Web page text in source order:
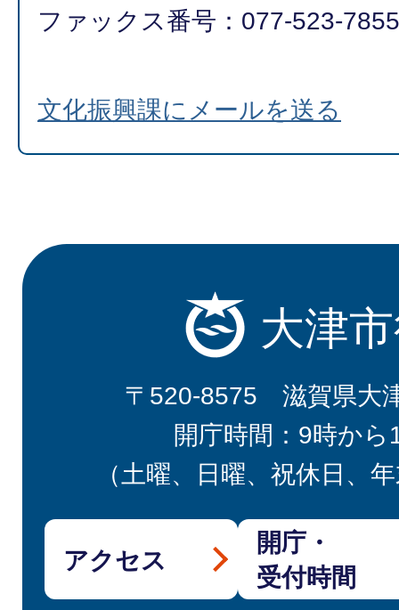
ファックス番号：077-523-7855
文化振興課にメールを送る
大津
〒520-8575 滋賀県大
開庁時間：9時から
（土曜、日曜、祝休日、
アクセス
開庁・
受付時間